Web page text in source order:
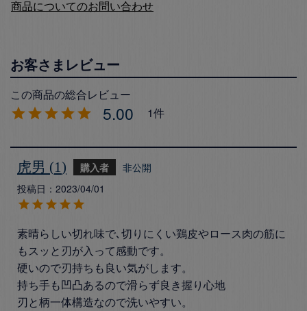
商品についてのお問い合わせ
5.00 1
虎男 1 購入者
非公開
投稿日
2023/04/01
素晴らしい切れ味で､切りにくい鶏皮やロース肉の筋に
もスッと刃が入って感動です。
硬いので刃持ちも良い気がします。
持ち手も凹凸あるので滑らず良き握り心地
刃と柄一体構造なので洗いやすい。